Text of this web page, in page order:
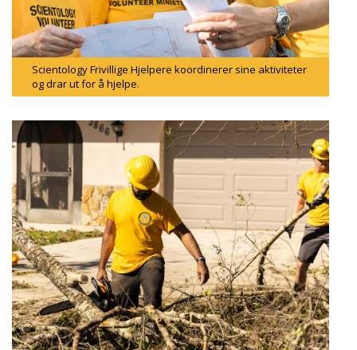
Scientology Frivillige Hjelpere koordinerer sine aktiviteter
og drar ut for å hjelpe.